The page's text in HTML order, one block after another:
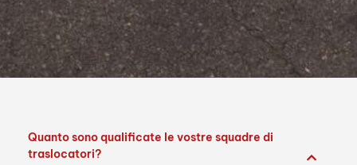
Quanto sono qualificate le vostre squadre di
traslocatori?